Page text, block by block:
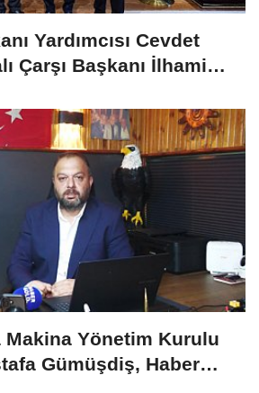
Yardımcısı Cevdet
Çarşı Başkanı İlhami
Makina Yönetim Kurulu
Gümüşdiş, Haber